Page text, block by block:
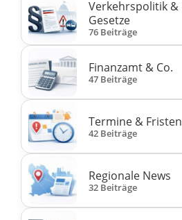
Verkehrspolitik &
Gesetze
76 Beiträge
Finanzamt & Co.
47 Beiträge
Termine & Fristen
42 Beiträge
Regionale News
32 Beiträge